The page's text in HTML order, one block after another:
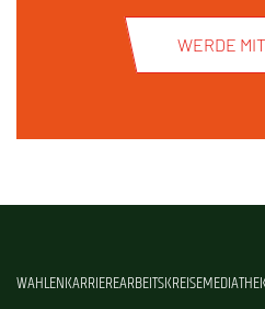
WERDE
WAHLENKARRIEREARBEITSKREISE